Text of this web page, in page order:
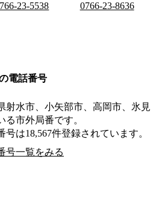
23-5538
0766-23-8636
電話番号
射水市、小矢部市、高岡市、氷見
る市外局番です。
号は18,567件登録されています。
号一覧をみる